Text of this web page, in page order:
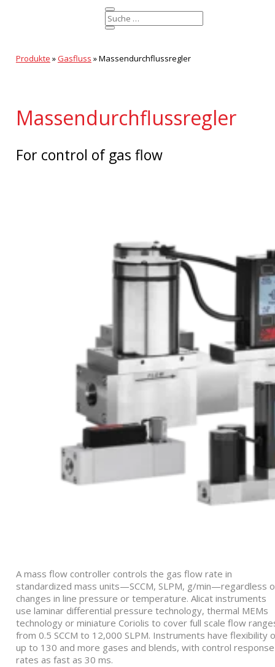
Produkte »Gasfluss »Massendurchflussregler
Massendurchflussregler
For control of gas flow
A mass flow controller controls the gas flow rate in
standardized mass units—SCCM, SLPM, g/min—regardless
changes in line pressure or temperature. Alicat instruments
use laminar differential pressure technology, thermal MEMs
technology or miniature Coriolis to cover full scale flow
from 0.5 SCCM to 12,000 SLPM. Instruments have flexibility
up to 130 and more gases and blends, with control response
rates as fast as 30 ms.